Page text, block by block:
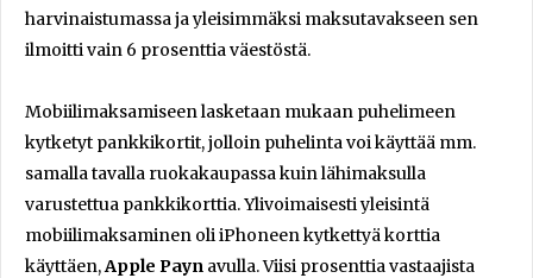
harvinaistumassa ja yleisimmäksi maksutavakseen sen
ilmoitti vain 6 prosenttia väestöstä.
Mobiilimaksamiseen lasketaan mukaan puhelimeen
kytketyt pankkikortit, jolloin puhelinta voi käyttää mm.
samalla tavalla ruokakaupassa kuin lähimaksulla
varustettua pankkikorttia. Ylivoimaisesti yleisintä
mobiilimaksaminen oli iPhoneen kytkettyä korttia
käyttäen,Apple Payn avulla. Viisi prosenttia vastaajista